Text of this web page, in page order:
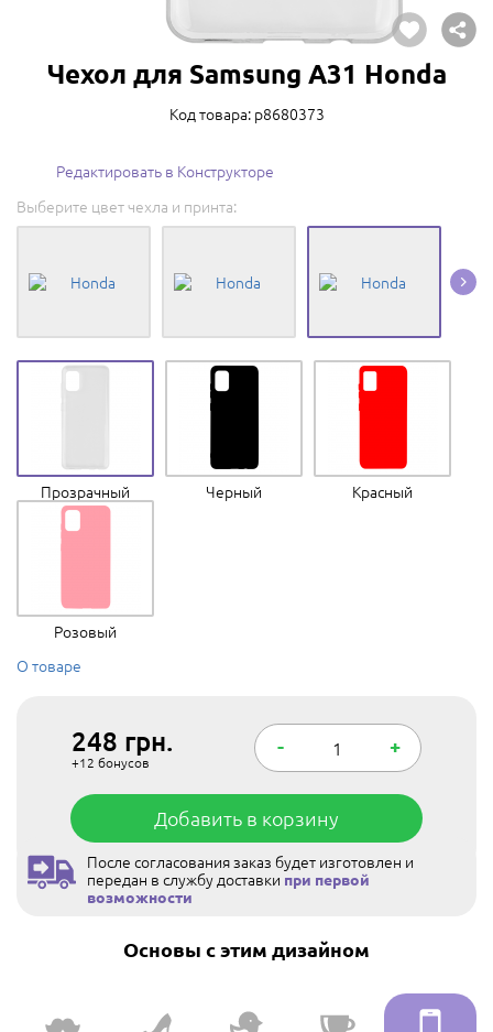
Чехол для Samsung A31 Honda
Код товара: p8680373
Редактировать в Конструкторе
Выберите цвет чехла и принта:
Прозрачный Черный Красный
Розовый
О товаре
248 грн.
+12 бонусов
- +
Добавить в корзину
После согласования заказ будет изготовлен и
передан в службу доставки при первой
возможности
Основы с этим дизайном